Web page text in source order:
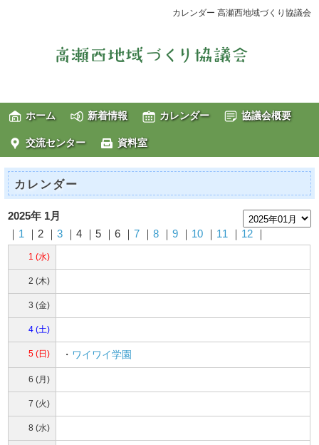
カレンダー 高瀬西地域づくり協議会
ホーム 新着情報 カレンダー 協議会概要
交流センター 資料室
カレンダー
2025年 1月
1 ｜2 ｜3 ｜4 ｜5 ｜6 ｜7 ｜8 ｜9 10 11 12
1 (水)
2 (木)
3 (金)
4 (土)
5 (日) ・ ワイワイ学園
6 (月)
7 (火)
8 (水)